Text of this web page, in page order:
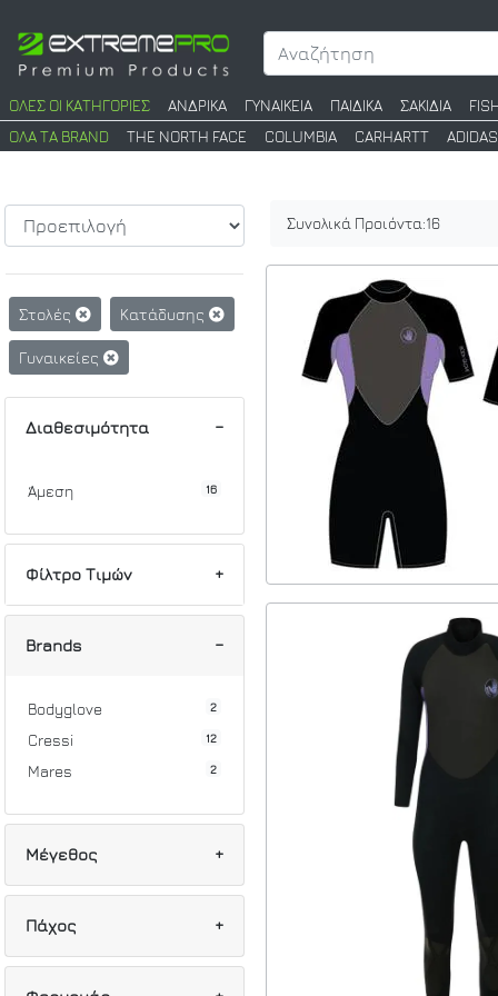
ΟΛΕΣ ΟΙ ΚΑΤΗΓΟΡΙΕΣ ΑΝΔΡΙΚΑ ΓΥΝΑΙΚΕΙΑ ΠΑΙΔΙΚΑ ΣΑΚΙΔΙΑ
ΟΛΑ ΤΑ BRAND
THE NORTH FACE COLUMBIA CARHARTT ADIDAS
Στολές Κατάδυσης
Γυναικείες
Διαθεσιμότητα
Άμεση 16
Φίλτρο Τιμών
Min
Brands
Bodyglove 2
Cressi 12
Mares 2
Μέγεθος
XS/1
Πάχος
2mm
Συνολικά Προιόντα:16